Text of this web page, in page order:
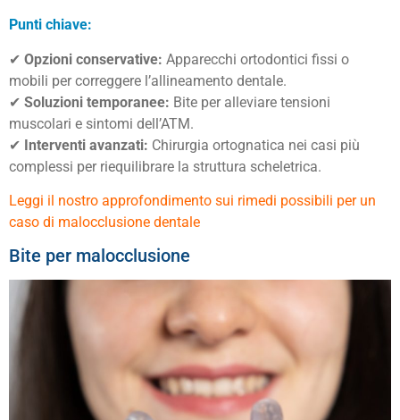
Punti chiave:
✔ Opzioni conservative: Apparecchi ortodontici fissi o
mobili per correggere l’allineamento dentale.
✔ Soluzioni temporanee: Bite per alleviare tensioni
muscolari e sintomi dell’ATM.
✔ Interventi avanzati: Chirurgia ortognatica nei casi più
complessi per riequilibrare la struttura scheletrica.
Leggi il nostro approfondimento sui rimedi possibili per un
caso di malocclusione dentale
Bite per malocclusione